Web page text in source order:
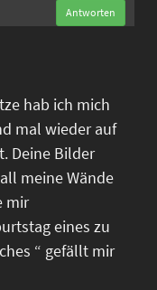
Antworten
hab ich mich
mal wieder auf
Deine Bilder
meine Wände
mir
eines zu
“ gefällt mir